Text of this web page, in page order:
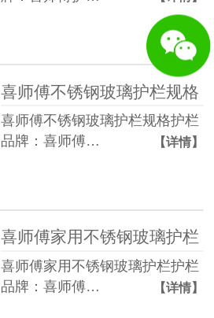
喜师傅不锈钢玻璃护栏规格
喜师傅不锈钢玻璃护栏规格护栏
品牌：喜师傅…
【详情】
喜师傅家用不锈钢玻璃护栏
喜师傅家用不锈钢玻璃护栏护栏
品牌：喜师傅…
【详情】